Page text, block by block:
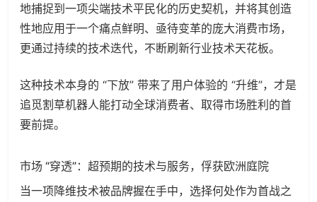
地捕捉到一项尖端技术平民化的历史契机，并将其创造
性地应用于一个痛点鲜明、亟待变革的庞大消费市场，
更通过持续的技术迭代，不断刷新行业技术天花板。
这种技术本身的 “下放” 带来了用户体验的 “升维”，才是
追觅割草机器人能打动全球消费者、取得市场胜利的首
要前提。
市场 “穿透”：超预期的技术与服务，俘获欧洲庭院
当一项降维技术被品牌握在手中，选择何处作为首战之